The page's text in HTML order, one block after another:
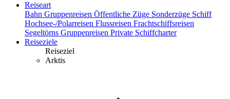
Reiseart
Bahn Gruppenreisen Öffentliche Züge Sonderzüge Schiff
Hochsee-/Polarreisen Flussreisen Frachtschiffsreisen
Segeltörns Gruppenreisen Private Schiffcharter
Reiseziele
Reiseziel
Arktis